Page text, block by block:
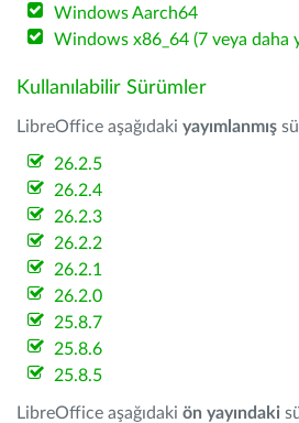
Windows Aarch64
Windows x86_64 (7 veya daha
Kullanılabilir Sürümler
LibreOffice aşağıdaki yayımlanmış
26.2.5
26.2.4
26.2.3
26.2.2
26.2.1
26.2.0
25.8.7
25.8.6
25.8.5
LibreOffice aşağıdaki ön yayındaki